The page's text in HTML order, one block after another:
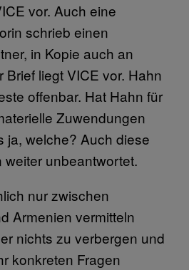
vor. Auch eine
schrieb einen
in Kopie auch an
liegt VICE vor. Hahn
offenbar. Hat Hahn für
Zuwendungen
ja, welche? Auch diese
unbeantwortet.
nur zwischen
Armenien vermitteln
nichts zu verbergen und
konkreten Fragen